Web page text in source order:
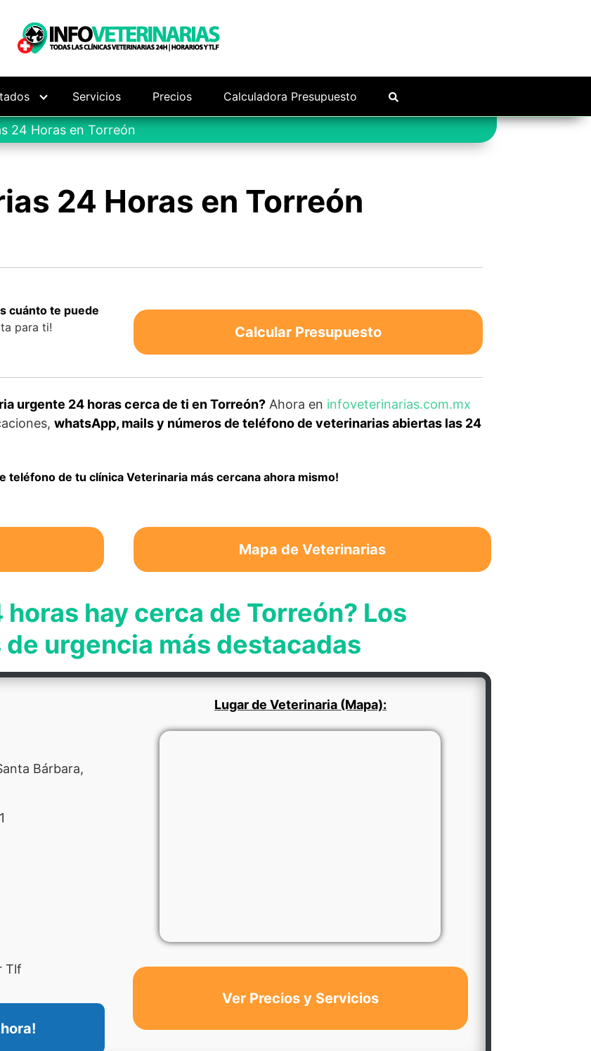
Servicios Precios Calculadora Presupuesto
24 Horas en Torreón
24 Horas en Torreón
cuánto te puede
para ti! Calcular Presupuesto
urgente 24 horas cerca de ti en Torreón? Ahora en infoveterinarias.com.mx
whatsApp, mails y números de teléfono de veterinarias abiertas las 24
teléfono de tu clínica Veterinaria más cercana ahora mismo!
Mapa de Veterinarias
hay cerca de Torreón? Los
urgencia más destacadas
Bárbara,
Tlf
Lugar de Veterinaria (Mapa):
Ver Precios y Servicios